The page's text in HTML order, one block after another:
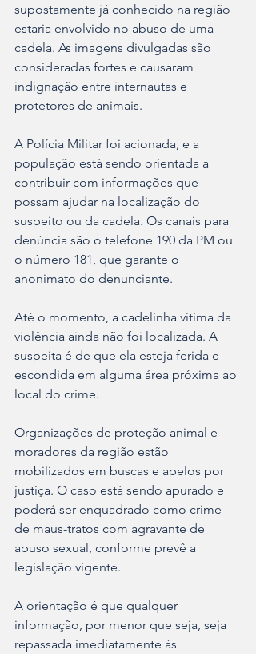
supostamente já conhecido na região
estaria envolvido no abuso de uma
cadela. As imagens divulgadas são
consideradas fortes e causaram
indignação entre internautas e
protetores de animais.
A Polícia Militar foi acionada, e a
população está sendo orientada a
contribuir com informações que
possam ajudar na localização do
suspeito ou da cadela. Os canais para
denúncia são o telefone 190 da PM ou
o número 181, que garante o
anonimato do denunciante.
Até o momento, a cadelinha vítima da
violência ainda não foi localizada. A
suspeita é de que ela esteja ferida e
escondida em alguma área próxima ao
local do crime.
Organizações de proteção animal e
moradores da região estão
mobilizados em buscas e apelos por
justiça. O caso está sendo apurado e
poderá ser enquadrado como crime
de maus-tratos com agravante de
abuso sexual, conforme prevê a
legislação vigente.
A orientação é que qualquer
informação, por menor que seja, seja
repassada imediatamente às